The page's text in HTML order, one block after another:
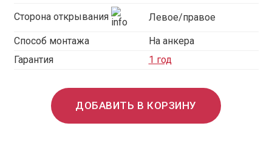
Сторона открывания Левое/правое
Способ монтажа
На анкера
Гарантия
1 год
ДОБАВИТЬ В КОРЗИНУ